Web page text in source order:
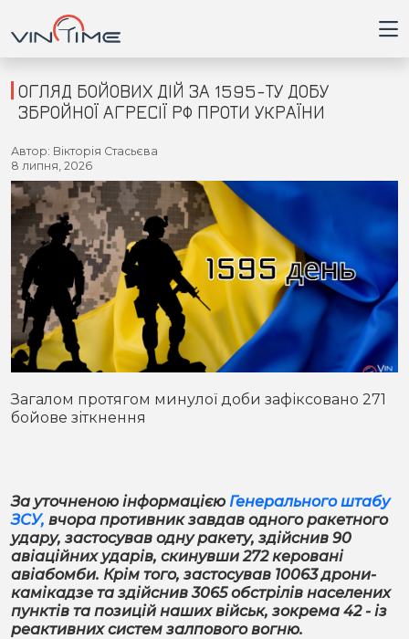
Головна
Війна
Новини
Кримінал
Здоров'я
Приватна думка
В кулуарах
Місто
Відео
Конфлікти
Партнери
Історія
Спорт
Футбол
Контакти
ОГЛЯД БОЙОВИХ ДІЙ ЗА 1595-ТУ ДОБУ
ЗБРОЙНОЇ АГРЕСІЇ РФ ПРОТИ УКРАЇНИ
Автор: Вікторія Стасьєва
8 липня, 2026
Загалом протягом минулої доби зафіксовано 271
бойове зіткнення
За уточненою інформацією Генерального штабу
ЗСУ, вчора противник завдав одного ракетного
удару, застосував одну ракету, здійснив 90
авіаційних ударів, скинувши 272 керовані
авіабомби. Крім того, застосував 10063 дрони-
камікадзе та здійснив 3065 обстрілів населених
пунктів та позицій наших військ, зокрема 42 - із
реактивних систем залпового вогню.